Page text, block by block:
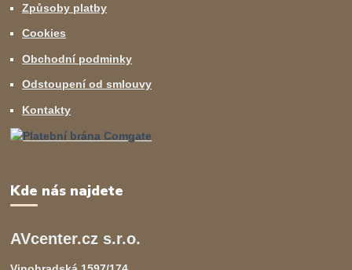
Způsoby platby
Cookies
Obchodní podminky
Odstoupení od smlouvy
Kontakty
Kde nás najdete
AVcenter.cz s.r.o.